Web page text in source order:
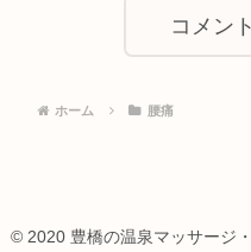
コメン
ホーム 腰痛
© 2020 豊橋の温泉マッサージ